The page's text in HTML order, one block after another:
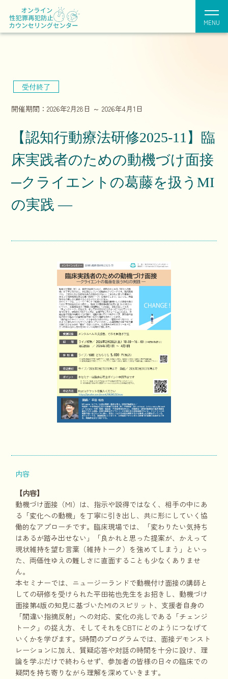
MENU
受付終了
開催期間：2026年2月28日 ～ 2026年4月1日
【認知行動療法研修2025-11】臨
床実践者のための動機づけ面接
─クライエントの葛藤を扱うMI
の実践 ―
内容
【内容】
動機づけ面接（MI）は、指示や説得ではなく、相手の中にあ
る「変化への動機」を丁寧に引き出し、共に形にしていく協
働的なアプローチです。臨床現場では、「変わりたい気持ち
はあるが踏み出せない」「良かれと思った提案が、かえって
現状維持を望む言葉（維持トーク）を強めてしまう」といっ
た、両価性ゆえの難しさに直面することも少なくありませ
ん。
本セミナーでは、ニュージーランドで動機付け面接の講師と
しての研修を受けられた平田祐也先生をお招きし、動機づけ
面接第4版の知見に基づいたMIのスピリット、支援者自身の
「間違い指摘反射」への対応、変化の兆しである「チェンジ
トーク」の捉え方、そしてそれをCBTにどのようにつなげて
いくかを学びます。5時間のプログラムでは、面接デモンスト
レーションに加え、質疑応答や対話の時間を十分に設け、理
論を学ぶだけで終わらせず、参加者の皆様の日々の臨床での
疑問を持ち寄りながら理解を深めていきます。